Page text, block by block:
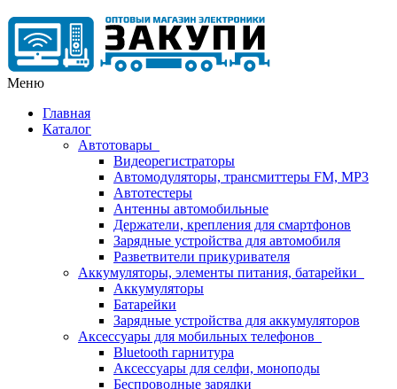
Меню
Главная
Каталог
Автотовары
Видеорегистраторы
Автомодуляторы, трансмиттеры FM, MP3
Автотестеры
Антенны автомобильные
Держатели, крепления для смартфонов
Зарядные устройства для автомобиля
Разветвители прикуривателя
Аккумуляторы, элементы питания, батарейки
Аккумуляторы
Батарейки
Зарядные устройства для аккумуляторов
Аксессуары для мобильных телефонов
Bluetooth гарнитура
Аксессуары для селфи, моноподы
Беспроводные зарядки